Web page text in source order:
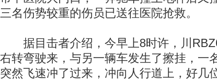
三名伤势较重的伤员已送往医院抢救。
据目击者介绍，今早上8时许，川
右转弯驶来，与另一辆车发生了擦挂，一
突然飞速冲了过来，冲向人行道上，好几